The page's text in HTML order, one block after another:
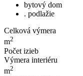
bytový dom
. podlažie
Celková výmera
m2
Počet izieb
Výmera interiéru
m2